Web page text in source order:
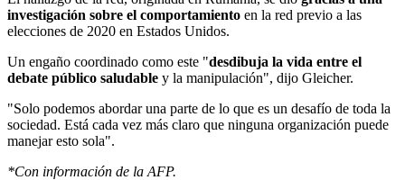
investigación sobre el comportamiento en la red previo a las
elecciones de 2020 en Estados Unidos.
Un engaño coordinado como este "desdibuja la vida entre el
debate público saludable y la manipulación", dijo Gleicher.
"Solo podemos abordar una parte de lo que es un desafío de toda la
sociedad. Está cada vez más claro que ninguna organización puede
manejar esto sola".
*Con información de la AFP.